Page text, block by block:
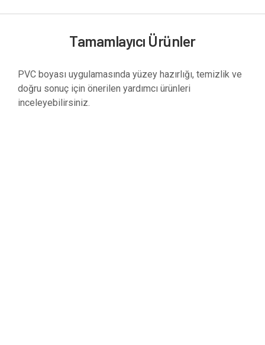
Tamamlayıcı Ürünler
PVC boyası uygulamasında yüzey hazırlığı, temizlik ve
doğru sonuç için önerilen yardımcı ürünleri
inceleyebilirsiniz.